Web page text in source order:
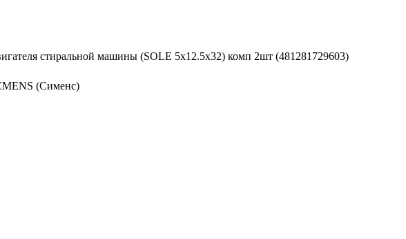
стиральной машины (SOLE 5x12.5x32) комп 2шт (481281729603)
(Сименс)